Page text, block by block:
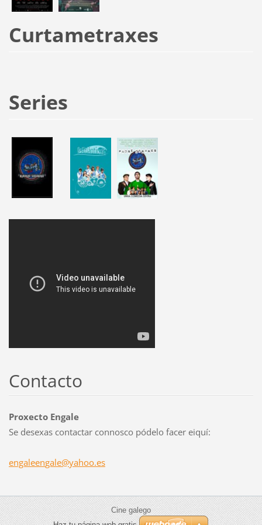
Curtametraxes
Series
Contacto
Proxecto Engale
Se desexas contactar connosco pódelo facer eiquí:
engaleengale@yahoo.es
Cine galego